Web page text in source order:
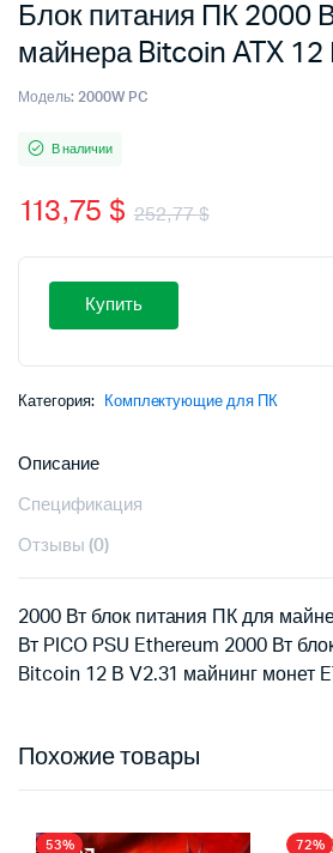
Блок питания ПК 2000
майнера Bitcoin ATX 12
Модель: 2000W PC
В наличии
252,77$
252,77 $.
113,75 $
Текущая
Купить
Категория: Комплектующие для ПК
Описание
Спецификация
Отзывы (0)
2000 Вт блок питания ПК для
Вт PICO PSU Ethereum 2000 Вт
Bitcoin 12 В V2.31 майнинг монет
Похожие товары
53% 72%